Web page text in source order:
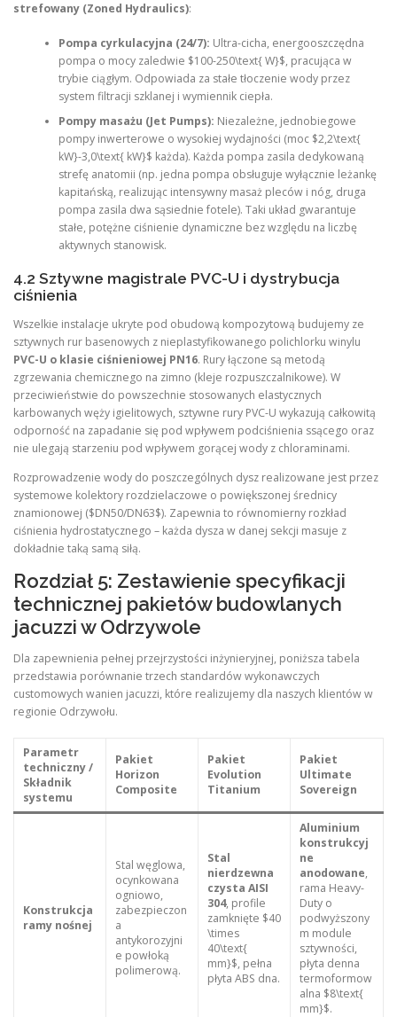
strefowany (Zoned Hydraulics):
Pompa cyrkulacyjna (24/7): Ultra-cicha, energooszczędna
pompa o mocy zaledwie $100-250\text{ W}$, pracująca w
trybie ciągłym. Odpowiada za stałe tłoczenie wody przez
system filtracji szklanej i wymiennik ciepła.
Pompy masażu (Jet Pumps): Niezależne, jednobiegowe
pompy inwerterowe o wysokiej wydajności (moc $2,2\text{
kW}-3,0\text{ kW}$ każda). Każda pompa zasila dedykowaną
strefę anatomii (np. jedna pompa obsługuje wyłącznie leżankę
kapitańską, realizując intensywny masaż pleców i nóg, druga
pompa zasila dwa sąsiednie fotele). Taki układ gwarantuje
stałe, potężne ciśnienie dynamiczne bez względu na liczbę
aktywnych stanowisk.
4.2 Sztywne magistrale PVC-U i dystrybucja
ciśnienia
Wszelkie instalacje ukryte pod obudową kompozytową budujemy ze
sztywnych rur basenowych z nieplastyfikowanego polichlorku winylu
PVC-U o klasie ciśnieniowej PN16. Rury łączone są metodą
zgrzewania chemicznego na zimno (kleje rozpuszczalnikowe). W
przeciwieństwie do powszechnie stosowanych elastycznych
karbowanych węży igielitowych, sztywne rury PVC-U wykazują całkowitą
odporność na zapadanie się pod wpływem podciśnienia ssącego oraz
nie ulegają starzeniu pod wpływem gorącej wody z chloraminami.
Rozprowadzenie wody do poszczególnych dysz realizowane jest przez
systemowe kolektory rozdzielaczowe o powiększonej średnicy
znamionowej ($DN50/DN63$). Zapewnia to równomierny rozkład
ciśnienia hydrostatycznego – każda dysza w danej sekcji masuje z
dokładnie taką samą siłą.
Rozdział 5: Zestawienie specyfikacji
technicznej pakietów budowlanych
jacuzzi w Odrzywole
Dla zapewnienia pełnej przejrzystości inżynieryjnej, poniższa tabela
przedstawia porównanie trzech standardów wykonawczych
customowych wanien jacuzzi, które realizujemy dla naszych klientów w
regionie Odrzywołu.
Parametr
techniczny /
Składnik
systemu
Pakiet
Horizon
Composite
Pakiet
Evolution
Titanium
Pakiet
Ultimate
Sovereign
Konstrukcja
ramy nośnej
Stal węglowa,
ocynkowana
ogniowo,
zabezpieczon
a
antykorozyjni
e powłoką
polimerową.
Stal
nierdzewna
czysta AISI
304, profile
zamknięte $40
\times
40\text{
mm}$, pełna
płyta ABS dna.
Aluminium
konstrukcyj
ne
anodowane,
rama Heavy-
Duty o
podwyższony
m module
sztywności,
płyta denna
termoformow
alna $8\text{
mm}$.